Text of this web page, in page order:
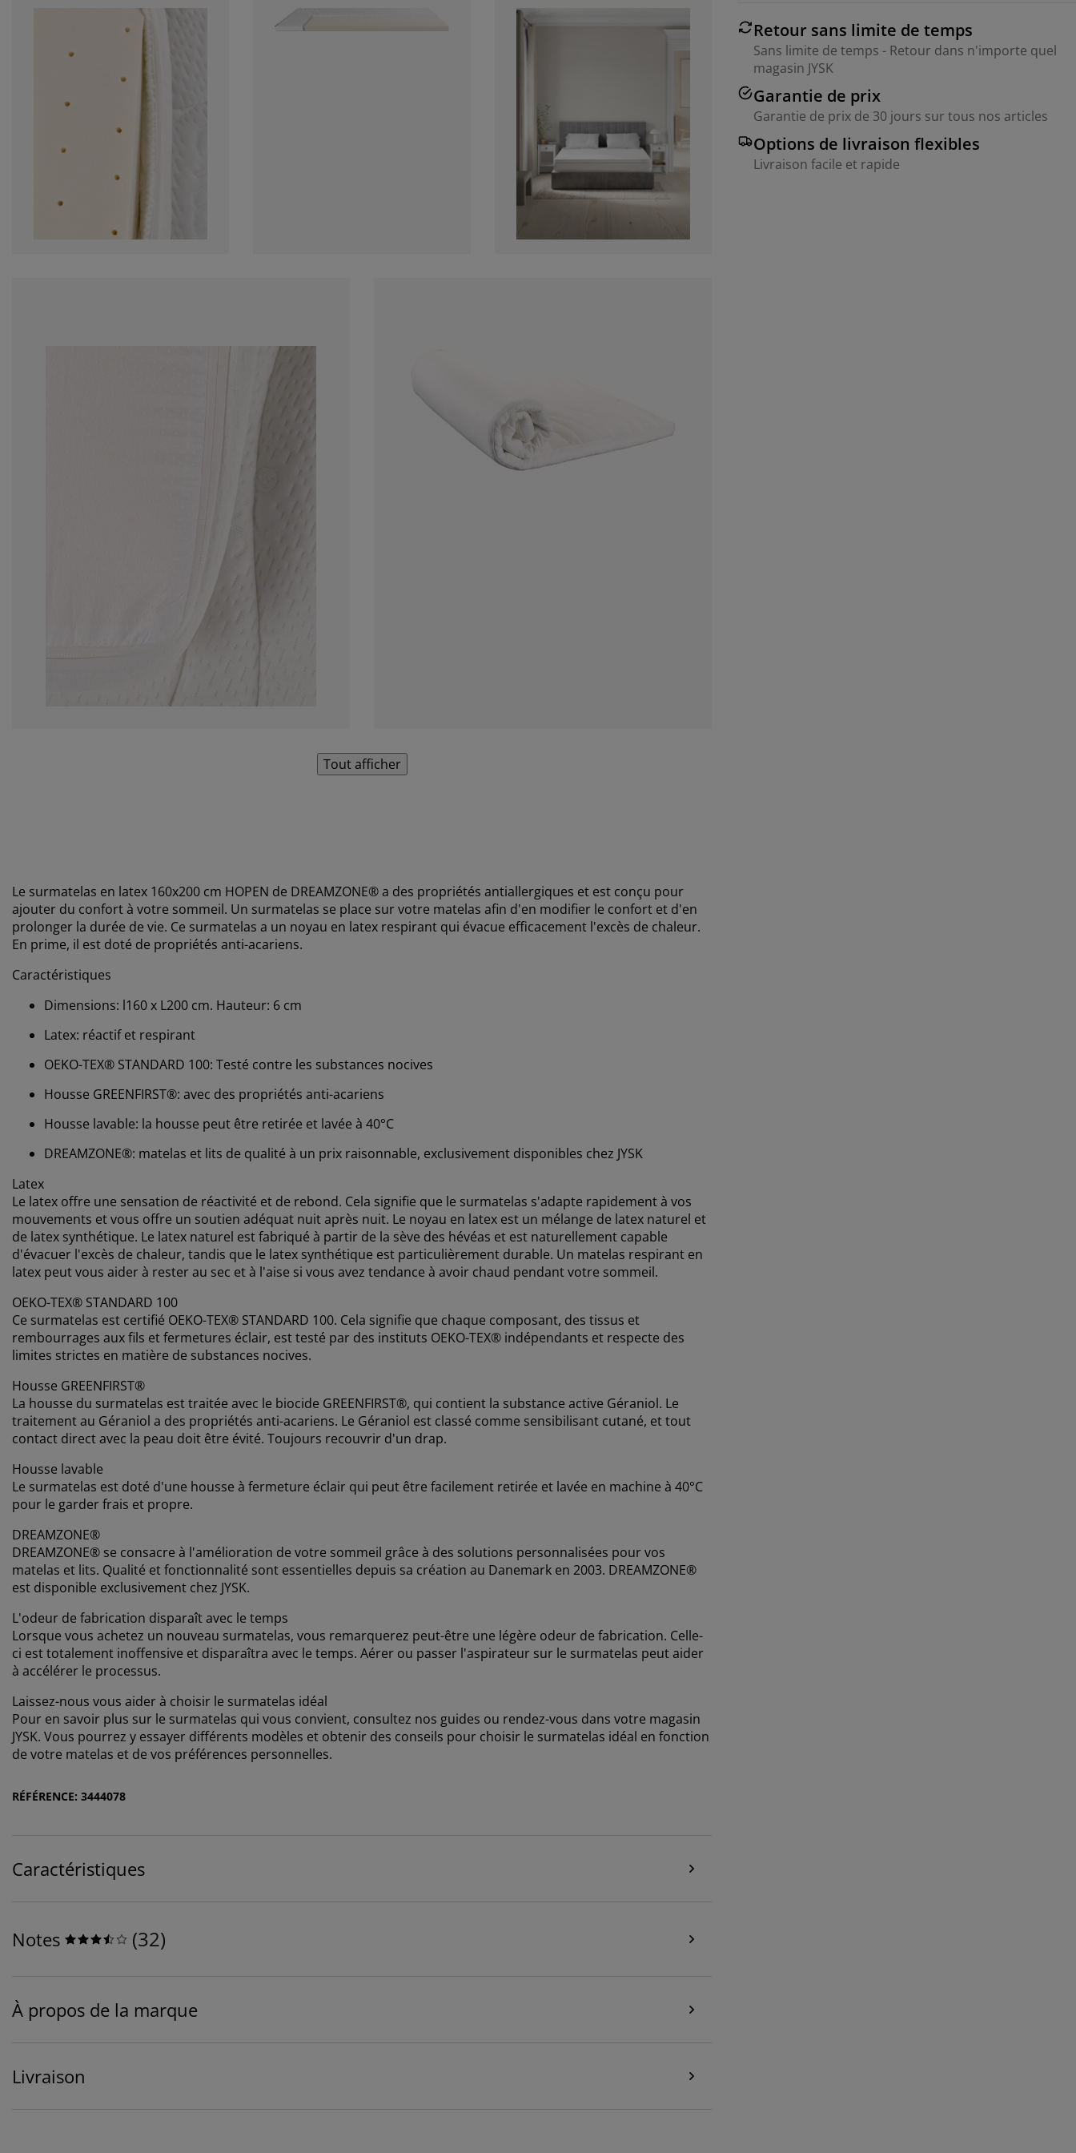
Tout afficher
Retour sans limite de temps
Sans limite de temps - Retour dans n'importe quel
magasin JYSK
Garantie de prix
Garantie de prix de 30 jours sur tous nos articles
Options de livraison flexibles
Livraison facile et rapide
Le surmatelas en latex 160x200 cm HOPEN de DREAMZONE® a des propriétés antiallergiques et est conçu pour
ajouter du confort à votre sommeil. Un surmatelas se place sur votre matelas afin d'en modifier le confort et d'en
prolonger la durée de vie. Ce surmatelas a un noyau en latex respirant qui évacue efficacement l'excès de chaleur.
En prime, il est doté de propriétés anti-acariens.
Caractéristiques
Dimensions: l160 x L200 cm. Hauteur: 6 cm
Latex: réactif et respirant
OEKO-TEX® STANDARD 100: Testé contre les substances nocives
Housse GREENFIRST®: avec des propriétés anti-acariens
Housse lavable: la housse peut être retirée et lavée à 40°C
DREAMZONE®: matelas et lits de qualité à un prix raisonnable, exclusivement disponibles chez JYSK
Latex
Le latex offre une sensation de réactivité et de rebond. Cela signifie que le surmatelas s'adapte rapidement à vos
mouvements et vous offre un soutien adéquat nuit après nuit. Le noyau en latex est un mélange de latex naturel et
de latex synthétique. Le latex naturel est fabriqué à partir de la sève des hévéas et est naturellement capable
d'évacuer l'excès de chaleur, tandis que le latex synthétique est particulièrement durable. Un matelas respirant en
latex peut vous aider à rester au sec et à l'aise si vous avez tendance à avoir chaud pendant votre sommeil.
OEKO-TEX® STANDARD 100
Ce surmatelas est certifié OEKO-TEX® STANDARD 100. Cela signifie que chaque composant, des tissus et
rembourrages aux fils et fermetures éclair, est testé par des instituts OEKO-TEX® indépendants et respecte des
limites strictes en matière de substances nocives.
Housse GREENFIRST®
La housse du surmatelas est traitée avec le biocide GREENFIRST®, qui contient la substance active Géraniol. Le
traitement au Géraniol a des propriétés anti-acariens. Le Géraniol est classé comme sensibilisant cutané, et tout
contact direct avec la peau doit être évité. Toujours recouvrir d'un drap.
Housse lavable
Le surmatelas est doté d'une housse à fermeture éclair qui peut être facilement retirée et lavée en machine à 40°C
pour le garder frais et propre.
DREAMZONE®
DREAMZONE® se consacre à l'amélioration de votre sommeil grâce à des solutions personnalisées pour vos
matelas et lits. Qualité et fonctionnalité sont essentielles depuis sa création au Danemark en 2003. DREAMZONE®
est disponible exclusivement chez JYSK.
L'odeur de fabrication disparaît avec le temps
Lorsque vous achetez un nouveau surmatelas, vous remarquerez peut-être une légère odeur de fabrication. Celle-
ci est totalement inoffensive et disparaîtra avec le temps. Aérer ou passer l'aspirateur sur le surmatelas peut aider
à accélérer le processus.
Laissez-nous vous aider à choisir le surmatelas idéal
Pour en savoir plus sur le surmatelas qui vous convient, consultez nos guides ou rendez-vous dans votre magasin
JYSK. Vous pourrez y essayer différents modèles et obtenir des conseils pour choisir le surmatelas idéal en fonction
de votre matelas et de vos préférences personnelles.
RÉFÉRENCE: 3444078
Caractéristiques
Notes (32)
À propos de la marque
Livraison